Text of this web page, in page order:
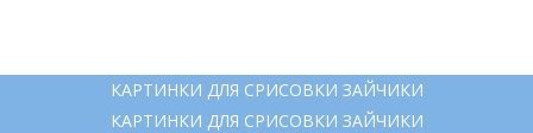
КАРТИНКИ ДЛЯ СРИСОВКИ ЗАЙЧИКИ
КАРТИНКИ ДЛЯ СРИСОВКИ ЗАЙЧИКИ